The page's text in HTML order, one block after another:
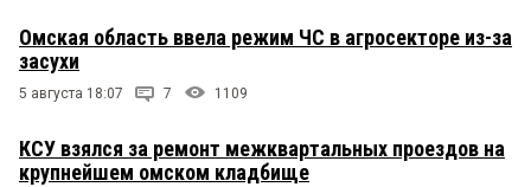
Омская область ввела режим ЧС в агросекторе из-за
засухи
5 августа 18:07 7 1109
КСУ взялся за ремонт межквартальных проездов на
крупнейшем омском кладбище